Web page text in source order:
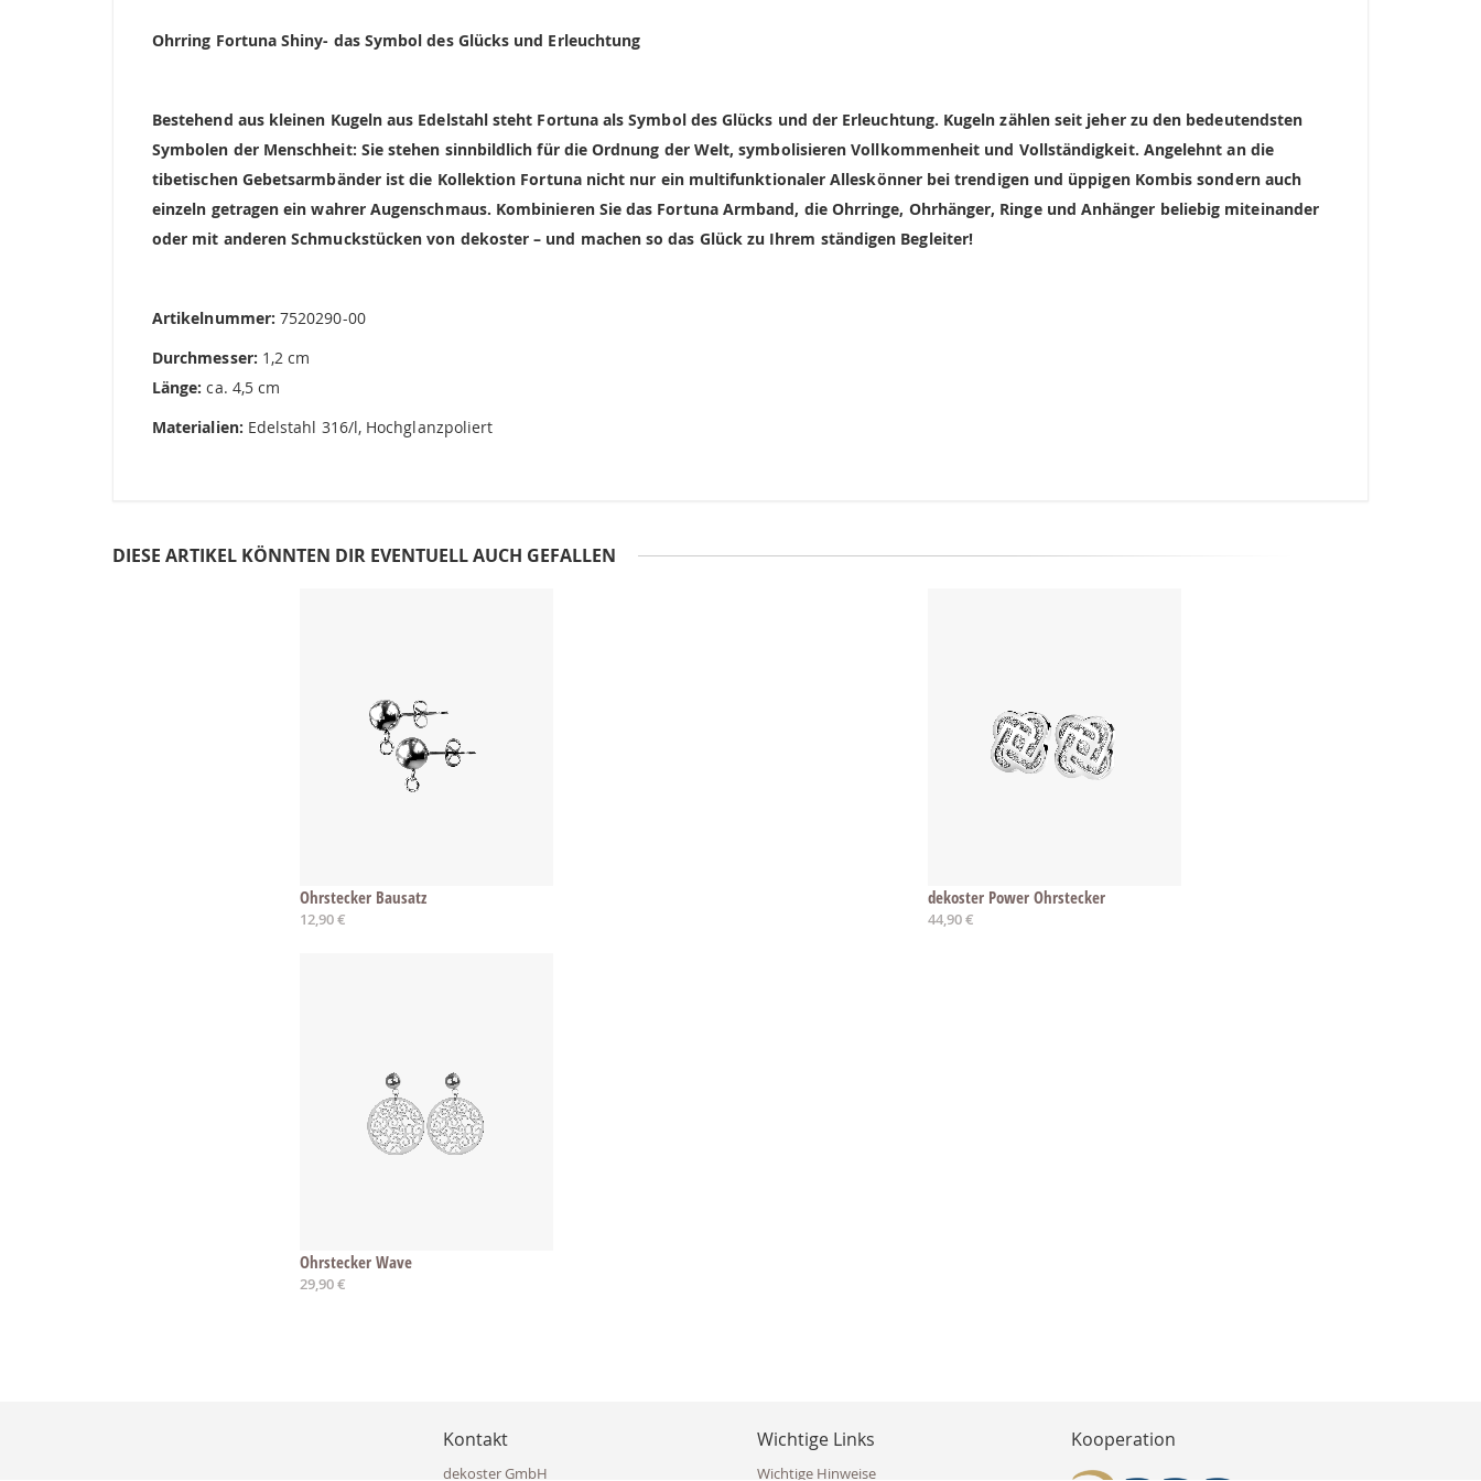
Ohrring Fortuna Shiny- das Symbol des Glücks und Erleuchtung
Bestehend aus kleinen Kugeln aus Edelstahl steht Fortuna als Symbol des Glücks und der Erleuchtung. Kugeln zählen seit jeher zu den bedeutendsten
Symbolen der Menschheit: Sie stehen sinnbildlich für die Ordnung der Welt, symbolisieren Vollkommenheit und Vollständigkeit. Angelehnt an die
tibetischen Gebetsarmbänder ist die Kollektion Fortuna nicht nur ein multifunktionaler Alleskönner bei trendigen und üppigen Kombis sondern auch
einzeln getragen ein wahrer Augenschmaus. Kombinieren Sie das Fortuna Armband, die Ohrringe, Ohrhänger, Ringe und Anhänger beliebig miteinander
oder mit anderen Schmuckstücken von dekoster – und machen so das Glück zu Ihrem ständigen Begleiter!
Artikelnummer:7520290-00
Durchmesser: 1,2 cm
Länge: ca. 4,5 cm
Materialien: Edelstahl 316/l, Hochglanzpoliert
DIESE ARTIKEL KÖNNTEN DIR EVENTUELL AUCH GEFALLEN
Ohrstecker Bausatz
12,90 €
dekoster Power Ohrstecker
44,90 €
Ohrstecker Wave
29,90 €
Kontakt
dekoster GmbH
Wichtige Links
Wichtige Hinweise
Kooperation